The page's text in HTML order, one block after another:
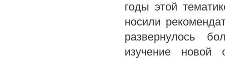
годы этой
носили
развернулось
изучение новой